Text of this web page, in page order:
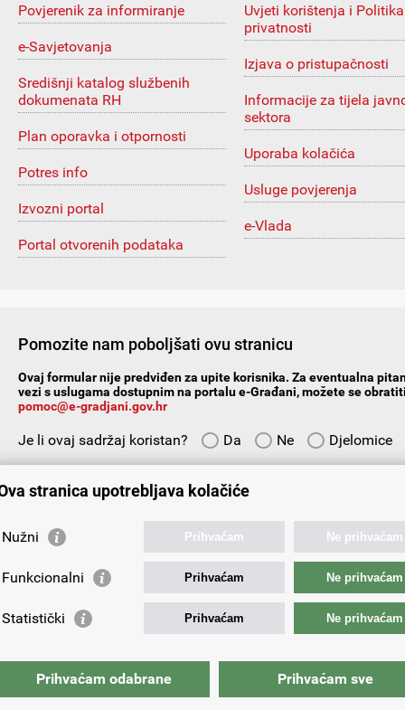
Povjerenik za informiranje
e-Savjetovanja
Središnji katalog službenih
dokumenata RH
Plan oporavka i otpornosti
Potres info
Izvozni portal
Portal otvorenih podataka
Uvjeti korištenja i Politika
privatnosti
Izjava o pristupačnosti
Informacije za tijela
sektora
Uporaba kolačića
Usluge povjerenja
e-Vlada
Pomozite nam poboljšati ovu stranicu
Ovaj formular nije predviđen za upite korisnika. Za eventualna
vezi s uslugama dostupnim na portalu e-Građani, možete se
pomoc@e-gradjani.gov.hr
Je li ovaj sadržaj koristan? Da Ne
Djelomice
stranica upotrebljava kolačiće
Nužni Prihvaćam Ne prihvaćam
Funkcionalni Prihvaćam Ne prihvaćam
Statistički Prihvaćam Ne prihvaćam
Prihvaćam odabrane Prihvaćam sve